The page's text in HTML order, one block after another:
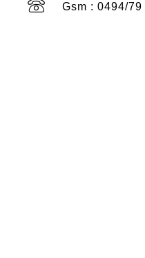
Gsm : 0494/